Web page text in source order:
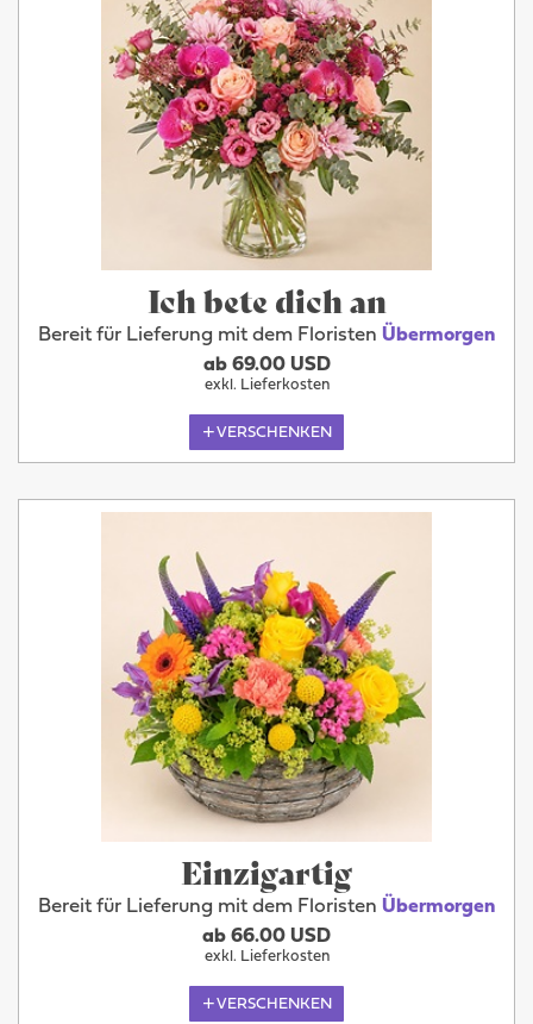
Ich bete dich an
Bereit für Lieferung mit dem Floristen Übermorgen
ab 69.00 USD
exkl. Lieferkosten
VERSCHENKEN
Einzigartig
Bereit für Lieferung mit dem Floristen Übermorgen
ab 66.00 USD
exkl. Lieferkosten
VERSCHENKEN